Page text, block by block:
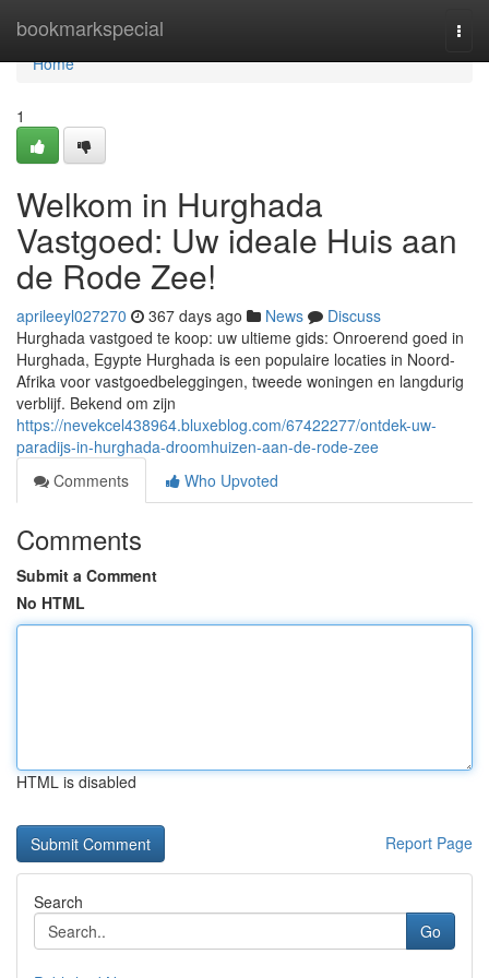
bookmarkspecial
Home
Home
1
Welkom in Hurghada
Vastgoed: Uw ideale Huis aan
de Rode Zee!
aprileeyl027270 367 days ago News
Discuss
Hurghada vastgoed te koop: uw ultieme gids: Onroerend goed in
Hurghada, Egypte Hurghada is een populaire locaties in Noord-
Afrika voor vastgoedbeleggingen, tweede woningen en langdurig
verblijf. Bekend om zijn
https://nevekcel438964.bluxeblog.com/67422277/ontdek-uw-
paradijs-in-hurghada-droomhuizen-aan-de-rode-zee
Comments
Who Upvoted
Comments
Submit a Comment
No HTML
HTML is disabled
Report Page
Search
Go